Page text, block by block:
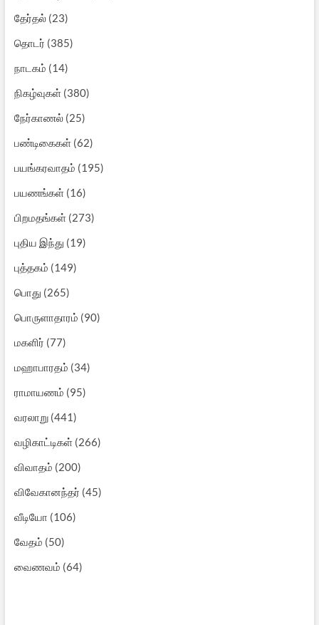
தேர்தல்(23)
தொடர் (385)
நாடகம் (14)
நிகழ்வுகள்(380)
நேர்காணல்(25)
பண்டிகைகள்(62)
பயங்கரவாதம் (195)
பயணங்கள்(16)
பிறமதங்கள்(273)
புதிய இந்து (19)
புத்தகம் (149)
பொது (265)
பொருளாதாரம் (90)
மகளிர் (77)
மஹாபாரதம் (34)
ராமாயணம் (95)
வரலாறு(441)
வழிகாட்டிகள்(266)
விவாதம் (200)
விவேகானந்தர் (45)
வீடியோ (106)
வேதம் (50)
வைணவம் (64)